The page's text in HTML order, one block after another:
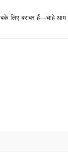
लिए बराबर हैं—चाहे आम